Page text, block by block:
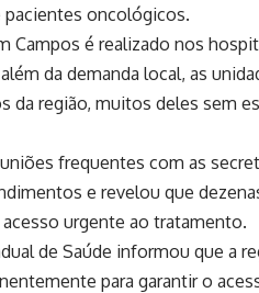
pacientes oncológicos.
é realizado nos
da demanda local, as
região, muitos deles sem
frequentes com as
e revelou que
urgente ao tratamento.
de Saúde informou que a
para garantir o